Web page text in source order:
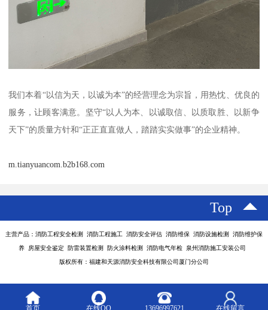
我们本着“以信为天，以诚为本”的经营理念为宗旨，用热忱、优良的
服务，让顾客满意。坚守“以人为本、以诚取信、以质取胜、以新争
天下”的质量方针和“正正直直做人，踏踏实实做事”的企业精神。
m.tianyuancom.b2b168.com
Top
主营产品：消防工程安全检测 消防工程施工 消防安全评估 消防维保 消防设施检测 消防维护保
养 房屋安全鉴定 防雷装置检测 防火涂料检测 消防电气年检 泉州消防施工安装公司
版权所有：福建和天源消防安全科技有限公司厦门分公司
首页 在线QQ 13696997621 在线留言